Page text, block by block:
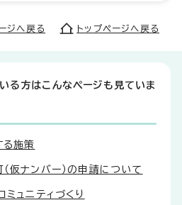
ジへ戻る トップページへ戻る
る方はこんなページも見ていま
る施策
仮ナンバー）の申請について
ミュニティづくり